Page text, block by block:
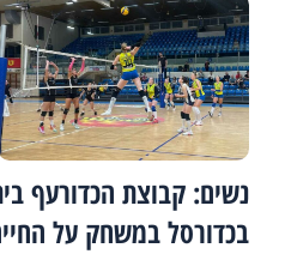
נשים: קבוצת הכדורעף
בכדורסל במשחק על